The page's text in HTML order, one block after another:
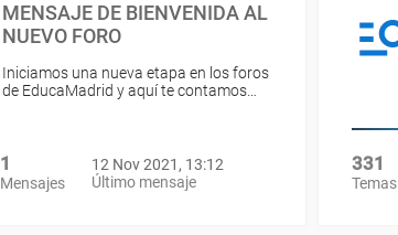
MENSAJE DE BIENVENIDA AL
NUEVO FORO
Iniciamos una nueva etapa en los foros
de EducaMadrid y aquí te contamos…
1
Mensajes
12 Nov 2021, 13:12
Último mensaje
331
Temas